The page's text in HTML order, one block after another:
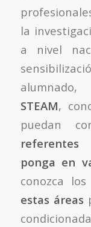
la
a nivel
alumnado,
STEAM,
puedan
referentes
ponga en
conozca los
estas áreas